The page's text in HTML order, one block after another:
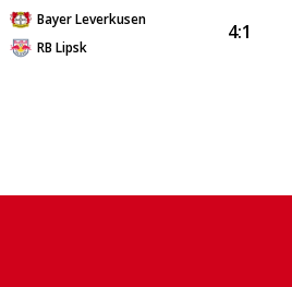
Bayer Leverkusen
RB Lipsk
4:1